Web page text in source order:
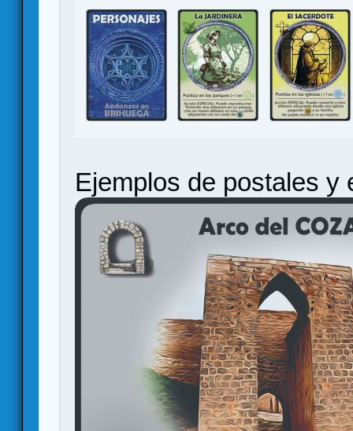
Ejemplos de postales y